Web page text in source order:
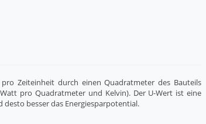
Zeiteinheit durch einen Quadratmeter des Bauteils
pro Quadratmeter und Kelvin). Der U-Wert ist eine
desto besser das Energiesparpotential.